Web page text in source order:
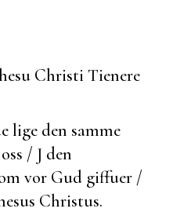
Christi Tienere
lige den samme
/ J den
vor Gud giffuer /
Christus.